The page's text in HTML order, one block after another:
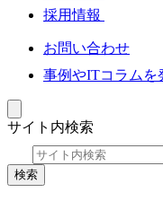
採用情報
お問い合わせ
事例やITコラムを
サイト内検索
検索